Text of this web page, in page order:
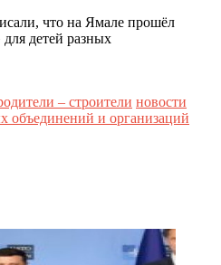
что на Ямале прошёл
детей разных
– строители новости
объединений и организаций